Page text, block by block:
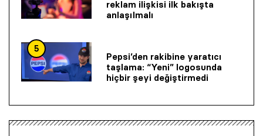
reklam ilişkisi ilk bakışta
anlaşılmalı
5
Pepsi’den rakibine yaratıcı
taşlama: “Yeni” logosunda
hiçbir şeyi değiştirmedi